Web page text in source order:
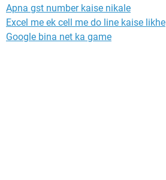
Apna gst number kaise nikale
Excel me ek cell me do line kaise likhe
Google bina net ka game